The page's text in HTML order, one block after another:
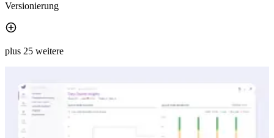
Versionierung
plus 25 weitere